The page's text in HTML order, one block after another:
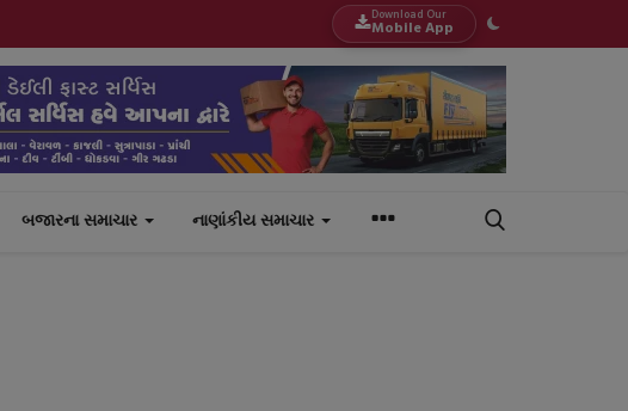
Download Our
Mobile App
બજારના સમાચાર નાણાંકીય સમાચાર